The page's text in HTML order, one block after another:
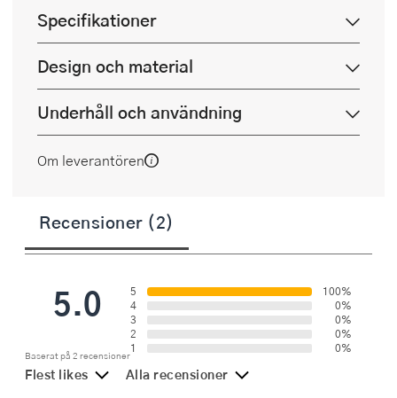
Specifikationer
Design och material
Underhåll och användning
Om leverantören
Recensioner (2)
5.0
Baserat på 2 recensioner
5
100%
4
0%
3
0%
2
0%
1
0%
Flest likes Alla recensioner